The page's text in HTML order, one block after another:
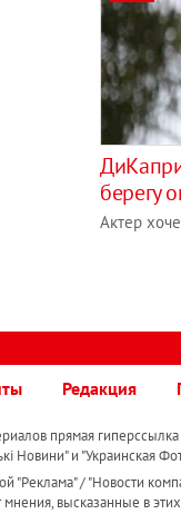
берегу
Актер
Редакция
прямая
Новини" и "Украинская
"Реклама" / "Новости
мнения, высказанные в